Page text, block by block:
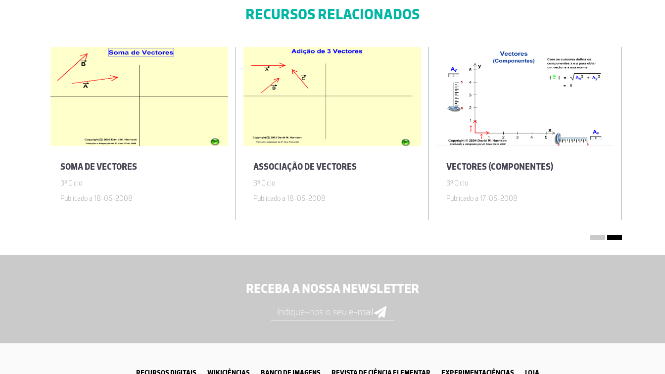
RECURSOS RELACIONADOS
SOMA DE VECTORES
3º Ciclo
Publicado a 18-06-2008
ASSOCIAÇÃO DE VECTORES
3º Ciclo
Publicado a 18-06-2008
VECTORES (COMPONENTES)
3º Ciclo
Publicado a 17-06-2008
RECEBA A NOSSA NEWSLETTER